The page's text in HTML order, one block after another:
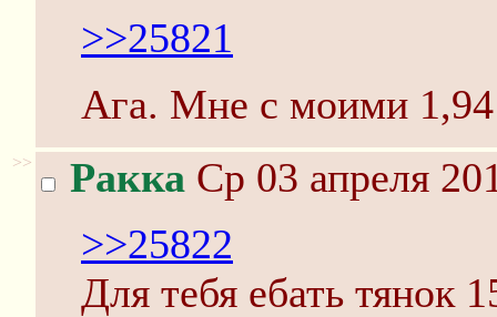
>>25821
Ага. Мне с моими
>> Ракка Ср 03 апреля
>>25822
Для тебя ебать тянок